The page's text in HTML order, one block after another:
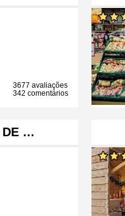
3677 avaliações
342 comentários
DE …